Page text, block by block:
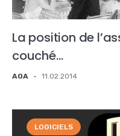
La position de
couché…
AOA - 11.02.2014
LOGICIELS